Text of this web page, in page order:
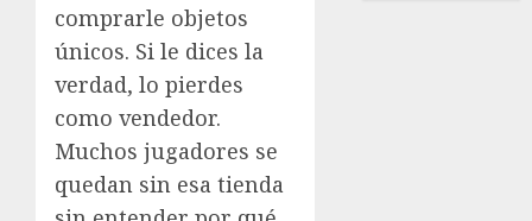
comprarle objetos
únicos. Si le dices la
verdad, lo pierdes
como vendedor.
Muchos jugadores se
quedan sin esa tienda